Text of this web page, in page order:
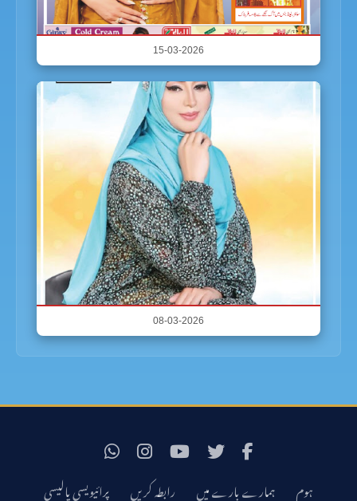
15-03-2026
08-03-2026
ہوم ہمارے بارے میں رابطہ کریں پرائیویسی پالیسی